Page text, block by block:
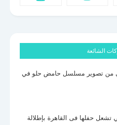
الشائعة
من تصوير مسلسل حامض حلو في
تشعل حفلها فى القاهرة بإطلالة